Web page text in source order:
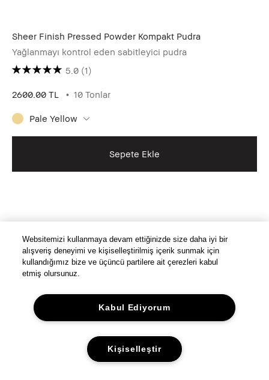
Sheer Finish Pressed Powder Kompakt Pudra
Yağlanmayı kontrol eden sabitleyici pudra
5.0 (1)
2600.00 TL 10 Tonlar
Pale Yellow
Sepete Ekle
Websitemizi kullanmaya devam ettiğinizde size daha iyi bir
alışveriş deneyimi ve kişiselleştirilmiş içerik sunmak için
kullandığımız bize ve üçüncü partilere ait çerezleri kabul
etmiş olursunuz.
Kabul Ediyorum
Kişiselleştir